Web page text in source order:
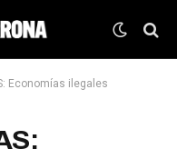
Economías ilegales